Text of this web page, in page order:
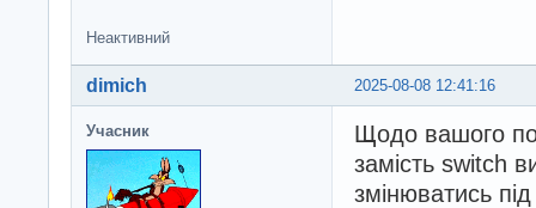
Неактивний
2025-08-08 12:41:16
dimich
Учасник
Щодо вашого
замість switch
змінюватись